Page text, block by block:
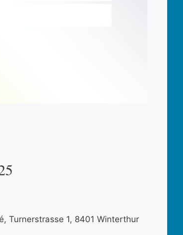
Turnerstrasse 1, 8401 Winterthur